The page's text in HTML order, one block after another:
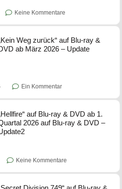
Keine Kommentare
Weg zurück“ auf Blu-ray &
ab März 2026 – Update
Ein Kommentar
auf Blu-ray & DVD ab 1.
2026 auf Blu-ray & DVD –
Keine Kommentare